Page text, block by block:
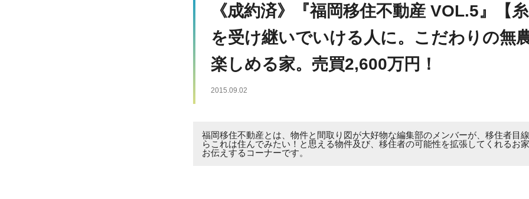
《成約済》『福岡移住不動産 VOL.5』【
を受け継いでいける人に。こだわりの無
楽しめる家。売買2,600万円！
2015.09.02
福岡移住不動産とは、物件と間取り図が大好物な編集部のメンバーが、移住者目
らこれは住んでみたい！と思える物件及び、移住者の可能性を拡張してくれるお
お伝えするコーナーです。